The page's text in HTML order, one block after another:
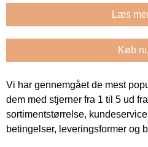
Læs
Køb
Vi har gennemgået de mest
dem med stjerner fra 1 til 5 ud
sortimentstørrelse,
betingelser, leveringsformer og